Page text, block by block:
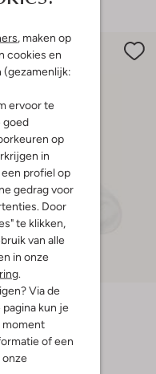
, maken op
cookies en
ervoor te
goed
op
in
profiel op
gedrag voor
Door
te klikken,
van alle
in onze
Via de
kun je
moment
of een
onze
Laatste item
-30%
6,99 € 4,99
+ meer kleuren